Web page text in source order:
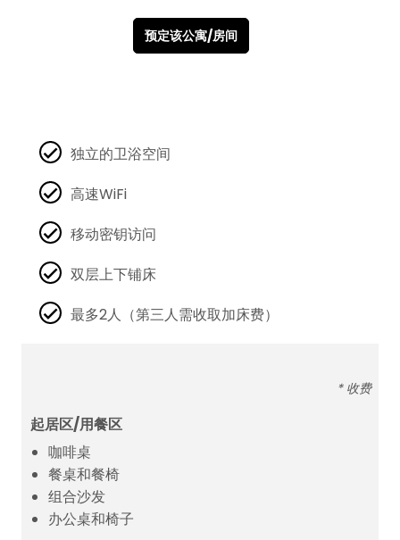
预定该公寓/房间
独立的卫浴空间
高速WiFi
移动密钥访问
双层上下铺床
最多2人（第三人需收取加床费）
* 收费
起居区/用餐区
咖啡桌
餐桌和餐椅
组合沙发
办公桌和椅子